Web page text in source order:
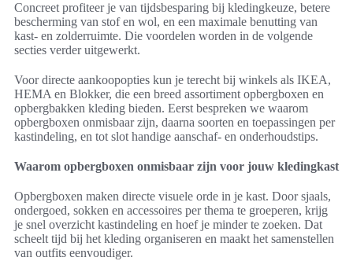
Concreet profiteer je van tijdsbesparing bij kledingkeuze, betere
bescherming van stof en wol, en een maximale benutting van
kast- en zolderruimte. Die voordelen worden in de volgende
secties verder uitgewerkt.
Voor directe aankoopopties kun je terecht bij winkels als IKEA,
HEMA en Blokker, die een breed assortiment opbergboxen en
opbergbakken kleding bieden. Eerst bespreken we waarom
opbergboxen onmisbaar zijn, daarna soorten en toepassingen per
kastindeling, en tot slot handige aanschaf- en onderhoudstips.
Waarom opbergboxen onmisbaar zijn voor jouw kledingkast
Opbergboxen maken directe visuele orde in je kast. Door sjaals,
ondergoed, sokken en accessoires per thema te groeperen, krijg
je snel overzicht kastindeling en hoef je minder te zoeken. Dat
scheelt tijd bij het kleding organiseren en maakt het samenstellen
van outfits eenvoudiger.